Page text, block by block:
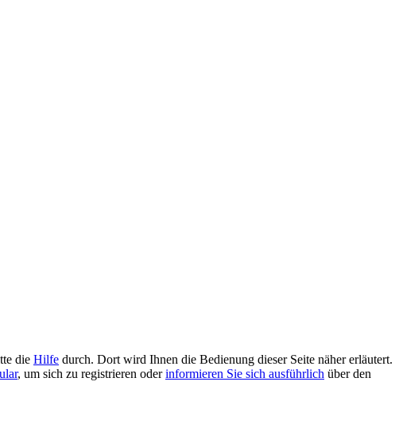
die Hilfe durch. Dort wird Ihnen die Bedienung dieser Seite näher erläutert.
, um sich zu registrieren oderinformieren Sie sich ausführlich über den